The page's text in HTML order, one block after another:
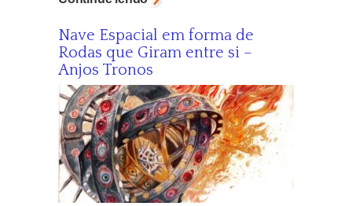
Nave Espacial em forma de
Rodas que Giram entre si –
Anjos Tronos